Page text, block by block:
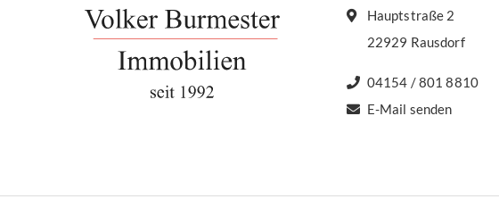
Hauptstraße 2
22929 Rausdorf
04154 / 801 8810
E-Mail senden